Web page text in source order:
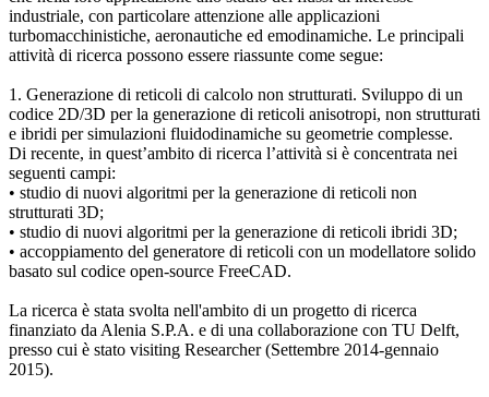
industriale, con particolare attenzione alle applicazioni
turbomacchinistiche, aeronautiche ed emodinamiche. Le principali
attività di ricerca possono essere riassunte come segue:
1. Generazione di reticoli di calcolo non strutturati. Sviluppo di un
codice 2D/3D per la generazione di reticoli anisotropi, non strutturati
e ibridi per simulazioni fluidodinamiche su geometrie complesse.
Di recente, in quest’ambito di ricerca l’attività si è concentrata nei
seguenti campi:
• studio di nuovi algoritmi per la generazione di reticoli non
strutturati 3D;
• studio di nuovi algoritmi per la generazione di reticoli ibridi 3D;
• accoppiamento del generatore di reticoli con un modellatore solido
basato sul codice open-source FreeCAD.
La ricerca è stata svolta nell'ambito di un progetto di ricerca
finanziato da Alenia S.P.A. e di una collaborazione con TU Delft,
presso cui è stato visiting Researcher (Settembre 2014-gennaio
2015).